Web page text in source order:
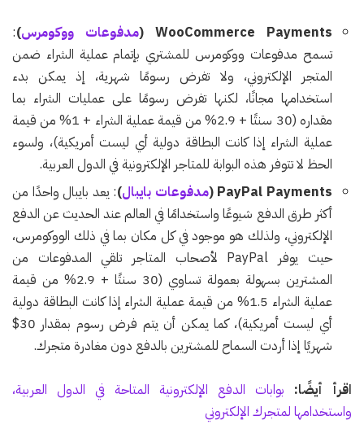
WooCommerce Payments ( مدفوعات ووكومرس)
:
تسمح مدفوعات ووكومرس للمشتري بإتمام عملية الشراء ضمن
المتجر الإلكتروني، ولا تفرض رسومًا شهرية، إذ يمكن بدء
استخدامها مجانًا، لكنها تفرض رسومًا على عمليات الشراء بما
مقداره (30 سنتًا + 2.9% من قيمة عملية الشراء + 1% من قيمة
عملية الشراء إذا كانت البطاقة دولية أي ليست أمريكية)، ولسوء
الحظ لا تتوفر هذه البوابة للمتاجر الإلكترونية في الدول العربية.
PayPal Payments ( مدفوعات بايبال): يعد بايبال واحدًا من
أكثر طرق الدفع شيوعًا واستخدامًا في العالم عند الحديث عن الدفع
الإلكتروني، ولذلك هو موجود في كل مكان بما في ذلك الووكومرس،
حيث يوفر PayPal لأصحاب المتاجر تلقي المدفوعات من
المشترين بسهولة بعمولة تساوي (30 سنتًا + 2.9% من قيمة
عملية الشراء 1.5% من قيمة عملية الشراء إذا كانت البطاقة دولية
أي ليست أمريكية)، كما يمكن أن يتم فرض رسوم بمقدار 30$
شهريًا إذا أردت السماح للمشترين بالدفع دون مغادرة متجرك.
اقرأ أيضًا: بوابات الدفع الإلكترونية المتاحة في الدول العربية،
واستخدامها لمتجرك الإلكتروني